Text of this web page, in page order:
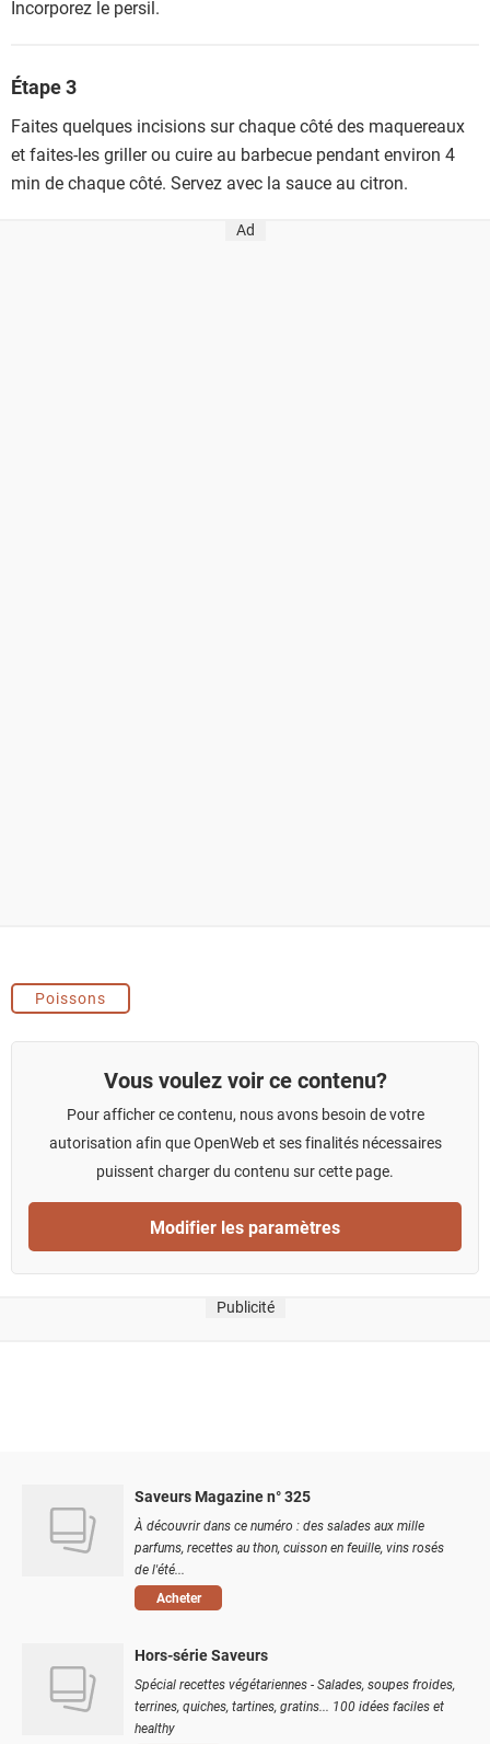
Incorporez le persil.
Étape 3
Faites quelques incisions sur chaque côté des maquereaux
et faites-les griller ou cuire au barbecue pendant environ 4
min de chaque côté. Servez avec la sauce au citron.
Ad
Poissons
Vous voulez voir ce contenu?
Pour afficher ce contenu, nous avons besoin de votre
autorisation afin que OpenWeb et ses finalités nécessaires
puissent charger du contenu sur cette page.
Modifier les paramètres
Publicité
Saveurs Magazine n° 325
À découvrir dans ce numéro : des salades aux mille
parfums, recettes au thon, cuisson en feuille, vins rosés
de l'été...
Acheter
Hors-série Saveurs
Spécial recettes végétariennes - Salades, soupes froides,
terrines, quiches, tartines, gratins... 100 idées faciles et
healthy